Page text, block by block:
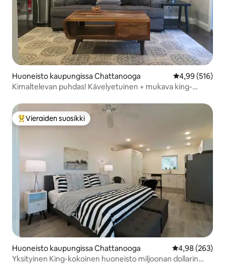
Huoneisto kaupungissa Chattanooga
4,99 (516)
Kimaltelevan puhdas! Kävelyetuinen + mukava king-
Vieraiden suosikkien parhaimmistoa
Vieraiden suosikki
Huoneisto kaupungissa Chattanooga
4,98 (263)
Yksityinen King-kokoinen huoneisto miljoonan dollarin